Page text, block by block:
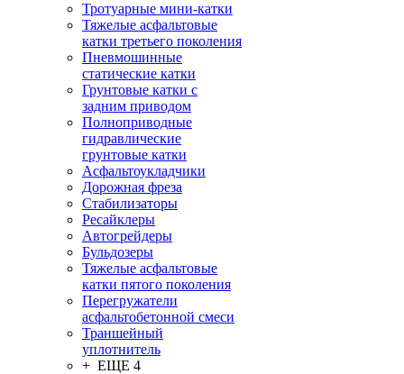
Тротуарные мини-катки
Тяжелые асфальтовые
катки третьего поколения
Пневмошинные
статические катки
Грунтовые катки с
задним приводом
Полноприводные
гидравлические
грунтовые катки
Асфальтоукладчики
Дорожная фреза
Стабилизаторы
Ресайклеры
Автогрейдеры
Бульдозеры
Тяжелые асфальтовые
катки пятого поколения
Перегружатели
асфальтобетонной смеси
Траншейный
уплотнитель
+ ЕЩЕ 4